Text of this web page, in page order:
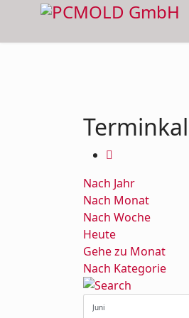
Nach Jahr
Nach Monat
Nach Woche
Heute
Gehe zu Monat
Nach Kategorie